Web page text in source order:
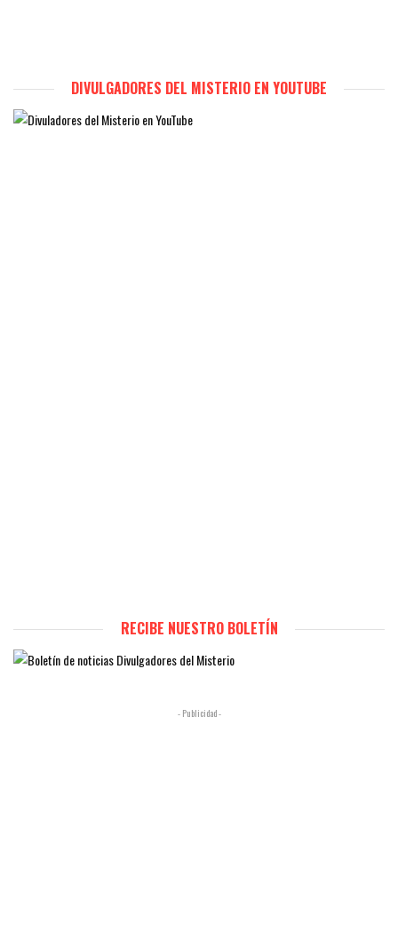
DIVULGADORES DEL MISTERIO EN YOUTUBE
RECIBE NUESTRO BOLETÍN
- Publicidad -